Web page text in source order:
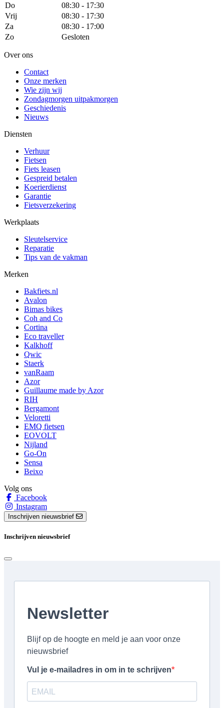
Do
08:30 - 17:30
Vrij
08:30 - 17:30
Za
08:30 - 17:00
Zo
Gesloten
Over ons
Contact
Onze merken
Wie zijn wij
Zondagmorgen uitpakmorgen
Geschiedenis
Nieuws
Diensten
Verhuur
Fietsen
Fiets leasen
Gespreid betalen
Koerierdienst
Garantie
Fietsverzekering
Werkplaats
Sleutelservice
Reparatie
Tips van de vakman
Merken
Bakfiets.nl
Avalon
Bimas bikes
Coh and Co
Cortina
Eco traveller
Kalkhoff
Qwic
Staerk
vanRaam
Azor
Guillaume made by Azor
RIH
Bergamont
Veloretti
EMQ fietsen
EOVOLT
Nijland
Go-On
Sensa
Beixo
Volg ons
Facebook
Instagram
Inschrijven nieuwsbrief
Inschrijven nieuwsbrief